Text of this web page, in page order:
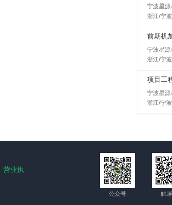
宁波星源
浙江/宁
宁波星源
浙江/宁
项目工
宁波星源
浙江/宁
营业执
公众号 触